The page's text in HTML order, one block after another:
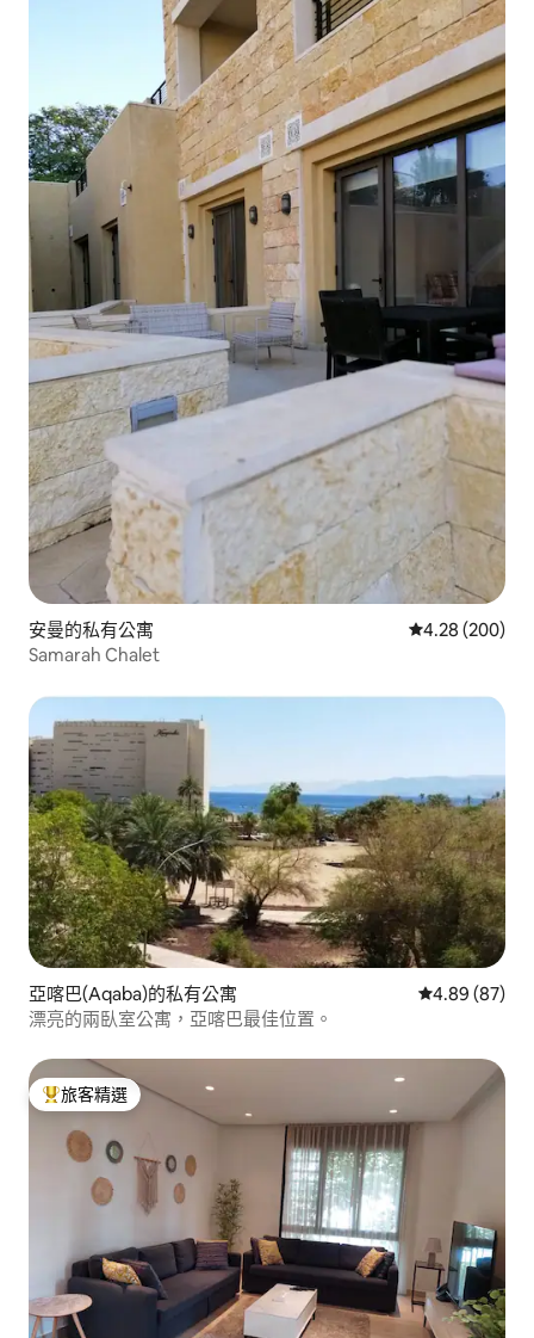
安曼的私有公寓 從 200 則評價
4.28 (200)
Samarah Chalet
亞喀巴(Aqaba)的私有公寓 從 87 則評價
4.89 (87)
漂亮的兩臥室公寓，亞喀巴最佳位置。
旅客精選榜首
旅客精選